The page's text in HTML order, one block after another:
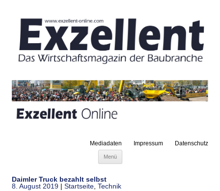
Mediadaten Impressum Datenschutz
Menü
Daimler Truck bezahlt selbst
8. August 2019 | Startseite Technik